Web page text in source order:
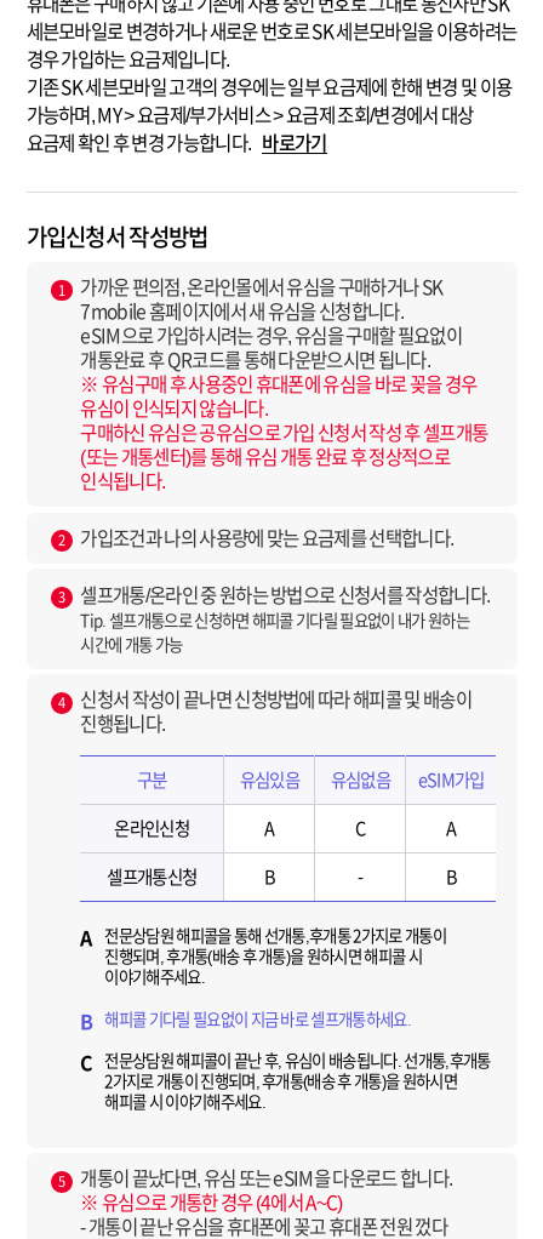
세븐모바일로 변경하거나 새로운 번호로 SK 세븐모바일을 이용하려는
경우 가입하는 요금제입니다.
기존 SK 세븐모바일 고객의 경우에는 일부 요금제에 한해 변경 및 이용
가능하며, MY > 요금제/부가서비스 > 요금제 조회/변경에서 대상
요금제 확인 후 변경 가능합니다.
바로가기
가입신청서 작성방법
1
가까운 편의점, 온라인몰에서 유심을 구매하거나 SK
7mobile 홈페이지에서 새 유심을 신청합니다.
eSIM으로 가입하시려는 경우, 유심을 구매할 필요없이
개통완료 후 QR코드를 통해 다운받으시면 됩니다.
※ 유심구매 후 사용중인 휴대폰에 유심을 바로 꽂을 경우
유심이 인식되지 않습니다.
구매하신 유심은 공유심으로 가입 신청서 작성 후 셀프개통
(또는 개통센터)를 통해 유심 개통 완료 후 정상적으로
인식됩니다.
2 가입조건과 나의 사용량에 맞는 요금제를 선택합니다.
3 셀프개통/온라인 중 원하는 방법으로 신청서를 작성합니다.
Tip. 셀프개통으로 신청하면 해피콜 기다릴 필요없이 내가 원하는
시간에 개통 가능
4
신청서 작성이 끝나면 신청방법에 따라 해피콜 및 배송이
진행됩니다.
구분 유심있음 유심없음 eSIM가입
온라인신청 A C A
셀프개통신청 B - B
A
전문상담원 해피콜을 통해 선개통,후개통 2가지로 개통이
진행되며, 후개통(배송 후 개통)을 원하시면 해피콜 시
이야기해주세요.
B 해피콜 기다릴 필요없이 지금 바로 셀프개통하세요.
C
전문상담원 해피콜이 끝난 후, 유심이 배송됩니다. 선개통,후개통
2가지로 개통이 진행되며, 후개통(배송 후 개통)을 원하시면
해피콜 시 이야기해주세요.
5
개통이 끝났다면, 유심 또는 eSIM을 다운로드 합니다.
※ 유심으로 개통한 경우 (4에서 A~C)
- 개통이 끝난 유심을 휴대폰에 꽂고 휴대폰 전원 껐다